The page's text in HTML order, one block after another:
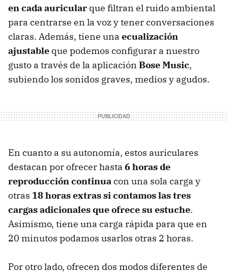
en cada auricular que filtran el ruido ambiental
para centrarse en la voz y tener conversaciones
claras. Además, tiene una ecualización
ajustable que podemos configurar a nuestro
gusto a través de la aplicación Bose Music,
subiendo los sonidos graves, medios y agudos.
En cuanto a su autonomía, estos auriculares
destacan por ofrecer hasta 6 horas de
reproducción continuacon una sola carga y
otras 18 horas extras si contamos las tres
cargas adicionales que ofrece su estuche.
Asimismo, tiene una carga rápida para que en
20 minutos podamos usarlos otras 2 horas.
Por otro lado, ofrecen dos modos diferentes de